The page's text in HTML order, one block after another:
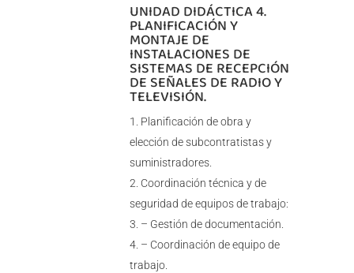
UNIDAD DIDÁCTICA 4.
PLANIFICACIÓN Y
MONTAJE DE
INSTALACIONES DE
SISTEMAS DE RECEPCIÓN
DE SEÑALES DE RADIO Y
TELEVISIÓN.
Planificación de obra y
elección de subcontratistas y
suministradores.
Coordinación técnica y de
seguridad de equipos de trabajo:
– Gestión de documentación.
– Coordinación de equipo de
trabajo.